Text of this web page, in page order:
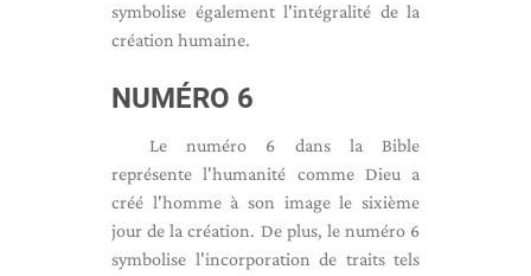
symbolise également l'intégralité de la
création humaine.
NUMÉRO 6
Le numéro 6 dans la Bible
représente l'humanité comme Dieu a
créé l'homme à son image le sixième
jour de la création. De plus, le numéro 6
symbolise l'incorporation de traits tels